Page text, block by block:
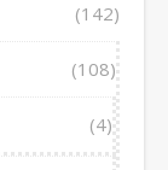
(142)
(108)
(4)